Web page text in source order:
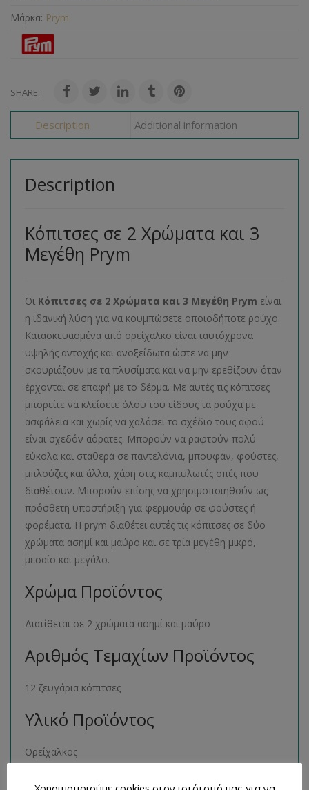
Μάρκα: Prym
SHARE:
Description Additional information
Description
Κόπιτσες σε 2 Χρώματα και 3
Μεγέθη Prym
Οι Κόπιτσες σε 2 Χρώματα και 3 Μεγέθη Prym είναι
η ιδανική λύση για να κουμπώσετε οποιοδήποτε ρούχο.
Κατασκευασμένα από ορείχαλκο είναι ταυτόχρονα
υψηλής αντοχής και ανοξείδωτα ώστε να μην
σκουριάζουν με τα πλυσίματα και να μην ερεθίζουν όταν
έρχονται σε επαφή με το δέρμα. Με αυτές τις κόπιτσες
μπορείτε να κλείσετε όλου του είδους τα ρούχα με
ασφάλεια και χωρίς να χαλάσει το σχέδιο τους αφού
είναι σχεδόν αόρατες. Μπορούν να ραφτούν πολύ
εύκολα και σταθερά σε παντελόνια, μπουφάν, φούστες,
μπλούζες και άλλα, χάρη στις καμπυλωτές οπές που
διαθέτουν. Μπορούν επίσης να χρησιμοποιηθούν ως
πρόσθετη υποστήριξη για φερμουάρ σε φούστες ή
φορέματα. Η prym διαθέτει αυτές τις κόπιτσες σε δύο
χρώματα ασημί και μαύρο και σε τρία μεγέθη μικρό,
μεσαίο και μεγάλο.
Χρώμα Προϊόντος
Διατίθεται σε 2 χρώματα ασημί και μαύρο
Αριθμός Τεμαχίων Προϊόντος
12 ζευγάρια κόπιτσες
Υλικό Προϊόντος
Ορείχαλκος
Μέγεθος Προϊόντος